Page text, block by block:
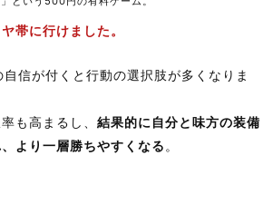
帯に行けました。
信が付くと行動の選択肢が多くなりま
も高まるし、 結果的に自分と味方の装備
より一層勝ちやすくなる 。